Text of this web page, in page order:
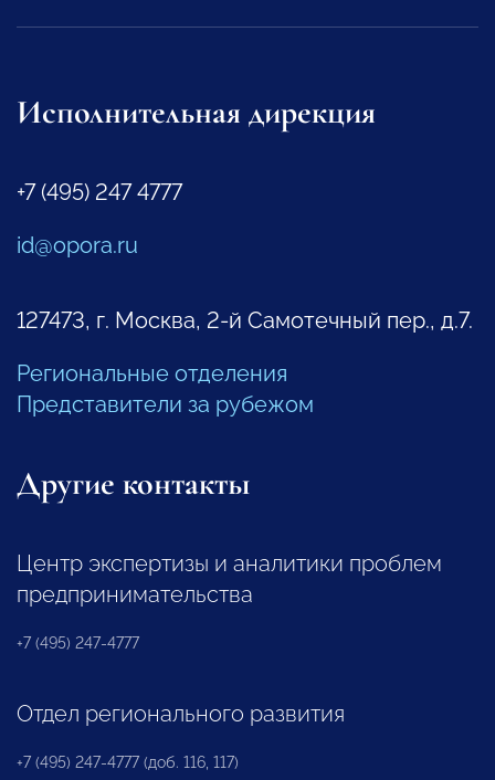
Исполнительная дирекция
+7 (495) 247 4777
id@opora.ru
127473, г. Москва, 2-й Самотечный пер., д.7.
Региональные отделения
Представители за рубежом
Другие контакты
Центр экспертизы и аналитики проблем
предпринимательства
+7 (495) 247-4777
Отдел регионального развития
+7 (495) 247-4777 (доб. 116, 117)